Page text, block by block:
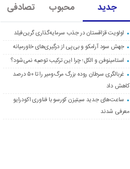
جدید محبوب تصادفی
اولویت قزاقستان در جذب سرمایه‌گذاری گرین‌فیلد
جهش سود آرامکو و بی‌پی از درگیری‌های خاورمیانه
استامینوفن و الکل؛ چرا این ترکیب توصیه نمی‌شود؟
غربالگری سرطان روده بزرگ مرگ‌ومیر را تا ۵۰ درصد
کاهش داد
ساعت‌های جدید سیتیزن کورسو با فناوری اکودرایو
معرفی شدند